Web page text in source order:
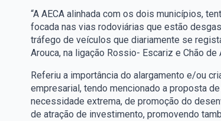
“A AECA alinhada com os dois municípios,
focada nas vias rodoviárias que estão
tráfego de veículos que diariamente se
Arouca, na ligação Rossio- Escariz e Chão de
Referiu a importância do alargamento e/ou
empresarial, tendo mencionado a proposta
necessidade extrema, de promoção do
de atração de investimento, promovendo